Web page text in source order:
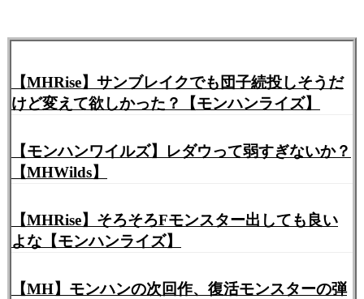
【MHRise】サンブレイクでも団子続投しそうだ
けど変えて欲しかった？【モンハンライズ】
【モンハンワイルズ】レダウって弱すぎないか？
【MHWilds】
【MHRise】そろそろFモンスター出しても良い
よな【モンハンライズ】
【MH】モンハンの次回作、復活モンスターの弾